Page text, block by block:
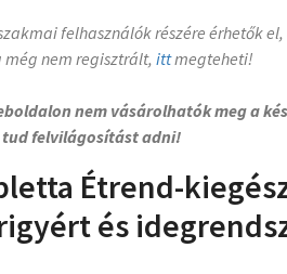
felhasználók részére érhetők
még nem regisztrált, ittmegteheti!
nem vásárolhatók meg a
felvilágosítást adni!
Étrend-
és